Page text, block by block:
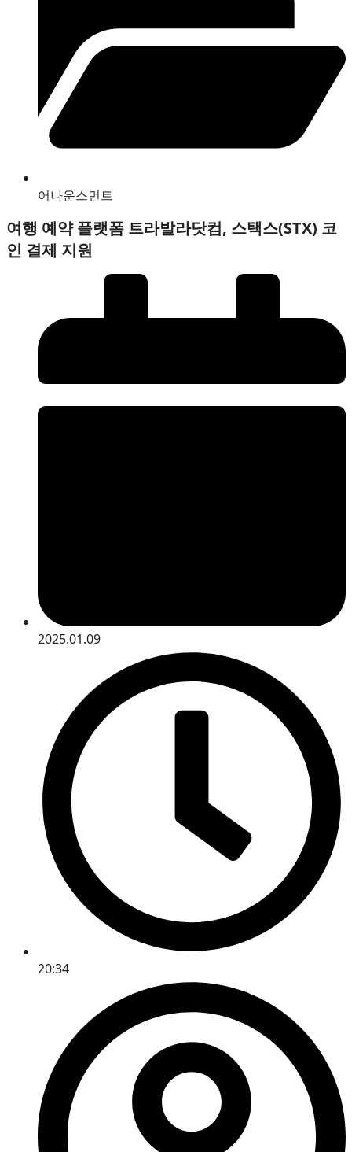
어나운스먼트
여행 예약 플랫폼 트라발라닷컴, 스택스(STX) 코
인 결제 지원
2025.01.09
20:34